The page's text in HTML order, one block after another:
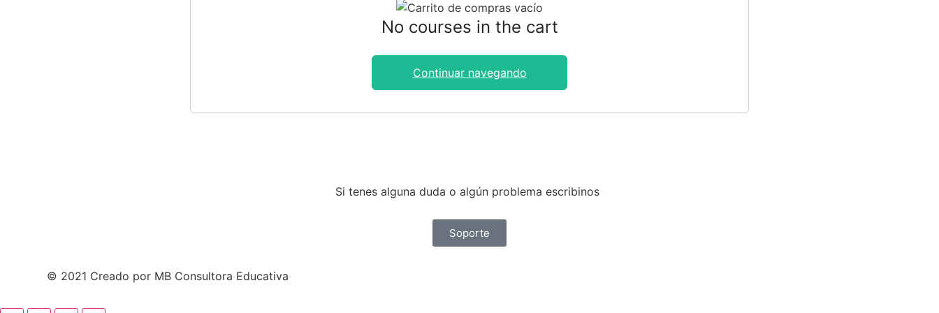
No courses in the cart
Continuar navegando
Si tenes alguna duda o algún problema escribinos
Soporte
© 2021 Creado por MB Consultora Educativa